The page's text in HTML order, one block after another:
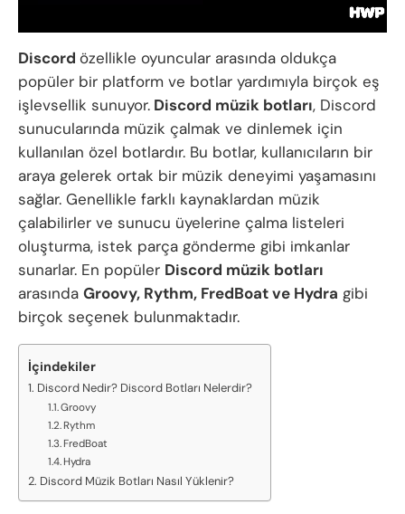
Discord özellikle oyuncular arasında oldukça
popüler bir platform ve botlar yardımıyla birçok eş
işlevsellik sunuyor. Discord müzik botları, Discord
sunucularında müzik çalmak ve dinlemek için
kullanılan özel botlardır. Bu botlar, kullanıcıların bir
araya gelerek ortak bir müzik deneyimi yaşamasını
sağlar. Genellikle farklı kaynaklardan müzik
çalabilirler ve sunucu üyelerine çalma listeleri
oluşturma, istek parça gönderme gibi imkanlar
sunarlar. En popüler Discord müzik botları
arasında Groovy, Rythm, FredBoat ve Hydra gibi
birçok seçenek bulunmaktadır.
İçindekiler
Discord Nedir? Discord Botları Nelerdir?
Groovy
Rythm
FredBoat
Hydra
Discord Müzik Botları Nasıl Yüklenir?